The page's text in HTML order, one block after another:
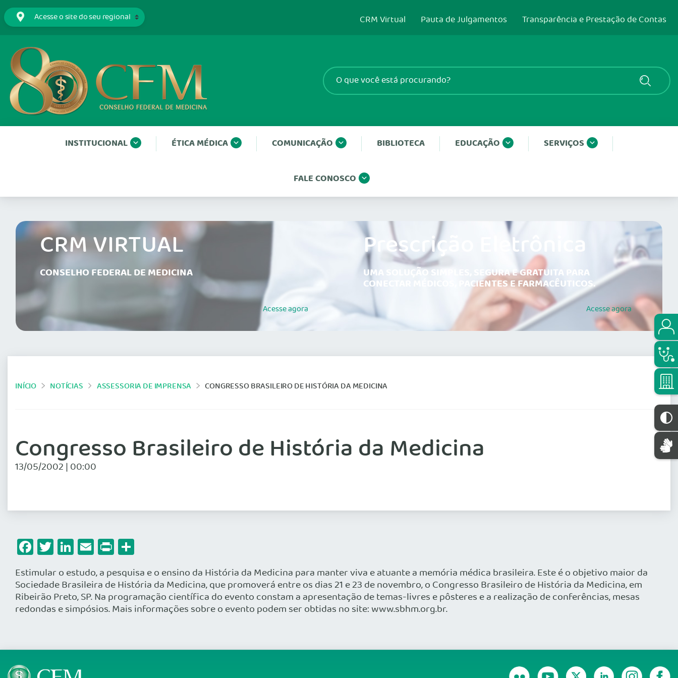
CRM Virtual Pauta de Julgamentos Transparência e Prestação de Contas
INSTITUCIONAL ÉTICA MÉDICA COMUNICAÇÃO BIBLIOTECA EDUCAÇÃO SERVIÇOS
FALE CONOSCO
CRM VIRTUAL
CONSELHO FEDERAL DE MEDICINA
Acesseagora
Prescrição Eletrônica
UMA SOLUÇÃO SIMPLES, SEGURA E GRATUITA PARA
CONECTAR MÉDICOS, PACIENTES E FARMACÊUTICOS.
Acesseagora
INÍCIO NOTÍCIAS ASSESSORIA DE IMPRENSA CONGRESSO BRASILEIRO DE HISTÓRIA DA MEDICINA
Congresso Brasileiro de História da Medicina
13/05/2002 | 00:00
Facebook
Twitter
LinkedIn
Email
Print
Estimular o estudo, a pesquisa e o ensino da História da Medicina para manter viva e atuante a memória médica brasileira. Este é o objetivo maior da
Sociedade Brasileira de História da Medicina, que promoverá entre os dias 21 e 23 de novembro, o Congresso Brasileiro de História da Medicina, em
Ribeirão Preto, SP. Na programação científica do evento constam a apresentação de temas-livres e pôsteres e a realização de conferências, mesas
redondas e simpósios. Mais informações sobre o evento podem ser obtidas no site: www.sbhm.org.br.